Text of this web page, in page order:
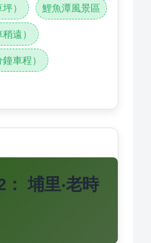
）
鯉魚潭風景區
遠）
車程）
： 埔里‧老時